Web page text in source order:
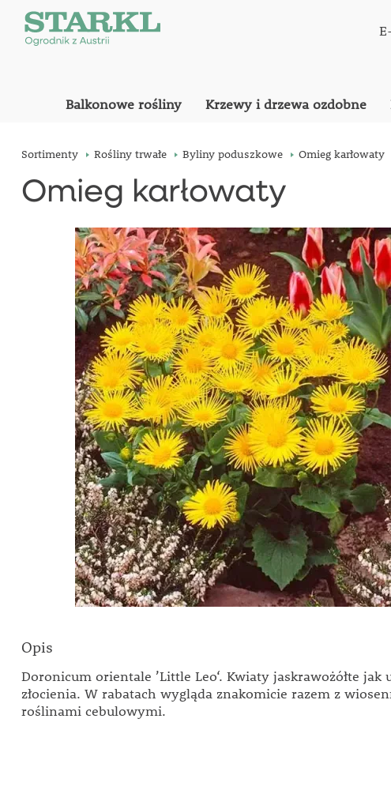
Balkonowe rośliny Krzewy i drzewa ozdobne
Sortimenty Rośliny trwałe Byliny poduszkowe Omieg karłowaty
Omieg karłowaty
Opis
Doronicum orientale ’Little Leo‘. Kwiaty jaskrawożółte jak
złocienia. W rabatach wygląda znakomicie razem z
roślinami cebulowymi.